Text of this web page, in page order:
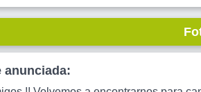
anunciada: